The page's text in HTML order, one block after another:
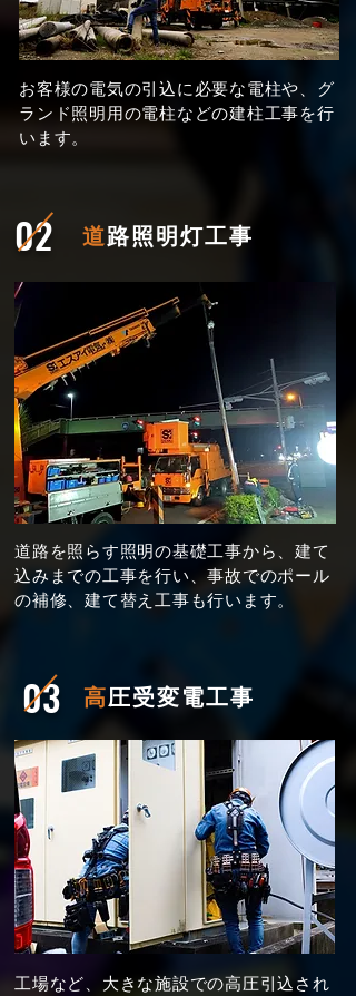
お客様の電気の引込に必要な電柱や、グ
ランド照明用の電柱などの建柱工事を行
います。
02 道路照明灯工事
道路を照らす照明の基礎工事から、建て
込みまでの工事を行い、事故でのポール
の補修、建て替え工事も行います。
03 高圧受変電工事
工場など、大きな施設での高圧引込され